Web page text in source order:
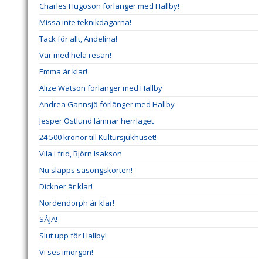
Charles Hugoson förlänger med Hallby!
Missa inte teknikdagarna!
Tack för allt, Andelina!
Var med hela resan!
Emma är klar!
Alize Watson förlänger med Hallby
Andrea Gannsjö förlänger med Hallby
Jesper Östlund lämnar herrlaget
24 500 kronor till Kultursjukhuset!
Vila i frid, Björn Isakson
Nu släpps säsongskorten!
Dickner är klar!
Nordendorph är klar!
SÅJA!
Slut upp för Hallby!
Vi ses imorgon!